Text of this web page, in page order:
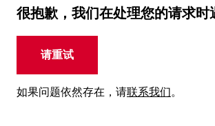
很抱歉，我们在处理您的请求时
请重试
如果问题依然存在，请联系我们。